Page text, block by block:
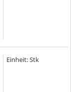
Einheit:Stk